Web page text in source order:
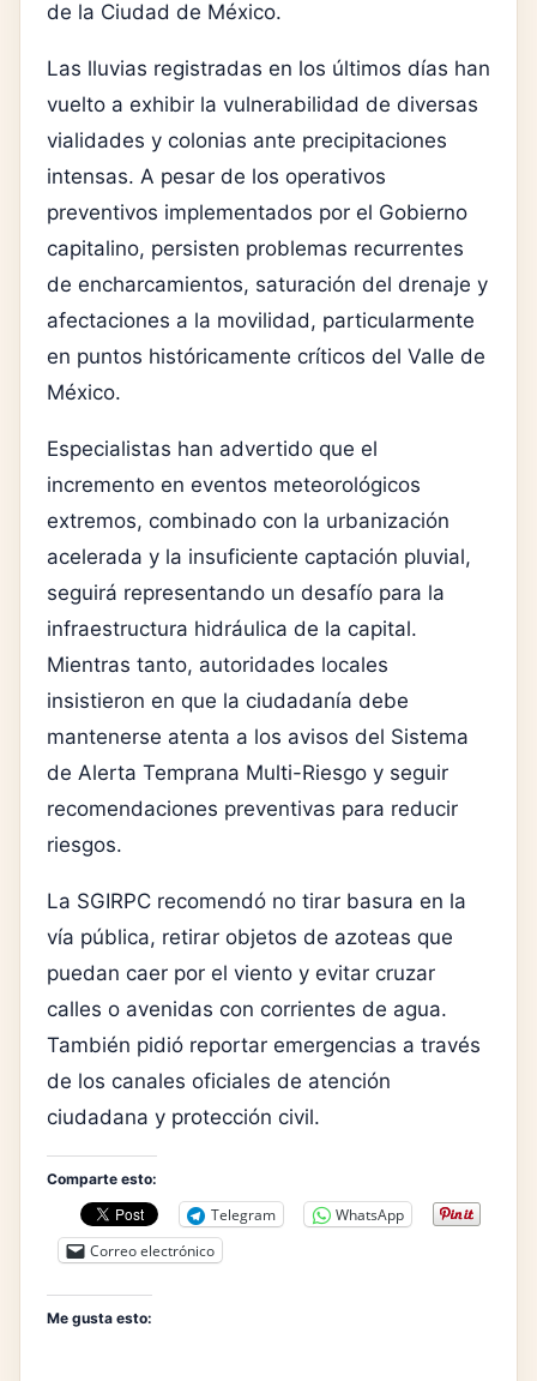
de la Ciudad de México.
Las lluvias registradas en los últimos días han
vuelto a exhibir la vulnerabilidad de diversas
vialidades y colonias ante precipitaciones
intensas. A pesar de los operativos
preventivos implementados por el Gobierno
capitalino, persisten problemas recurrentes
de encharcamientos, saturación del drenaje y
afectaciones a la movilidad, particularmente
en puntos históricamente críticos del Valle de
México.
Especialistas han advertido que el
incremento en eventos meteorológicos
extremos, combinado con la urbanización
acelerada y la insuficiente captación pluvial,
seguirá representando un desafío para la
infraestructura hidráulica de la capital.
Mientras tanto, autoridades locales
insistieron en que la ciudadanía debe
mantenerse atenta a los avisos del Sistema
de Alerta Temprana Multi-Riesgo y seguir
recomendaciones preventivas para reducir
riesgos.
La SGIRPC recomendó no tirar basura en la
vía pública, retirar objetos de azoteas que
puedan caer por el viento y evitar cruzar
calles o avenidas con corrientes de agua.
También pidió reportar emergencias a través
de los canales oficiales de atención
ciudadana y protección civil.
Comparte esto:
Telegram
WhatsApp
Correo electrónico
Me gusta esto: